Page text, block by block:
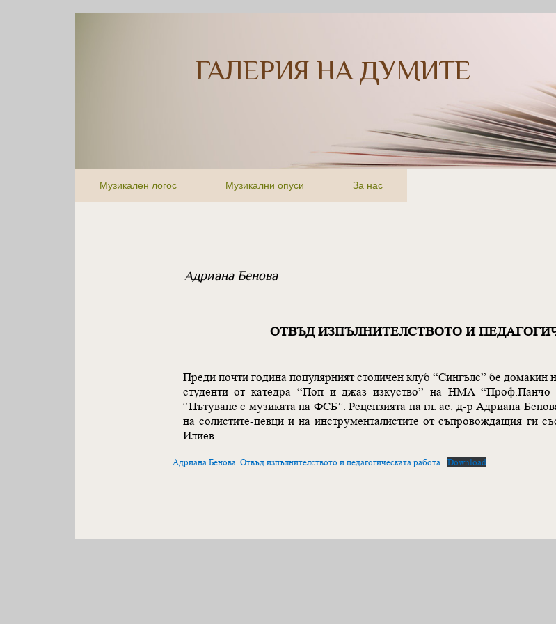
ГАЛЕРИЯ НА ДУМИТЕ
Музикален логос Музикални опуси За нас
Адриана Бенова
ОТВЪД ИЗПЪЛНИТЕЛСТВОТО И
Преди почти година популярният столичен клуб “Сингълс” бе домакин
студенти от катедра “Поп и джаз изкуство” на НМА “Проф.Панчо
“Пътуване с музиката на ФСБ”. Рецензията на гл. ас. д-р Адриана
на солистите-певци и на инструменталистите от съпровождащия ги
Илиев.
Адриана Бенова. Отвъд изпълнителството и педагогическата работа Download